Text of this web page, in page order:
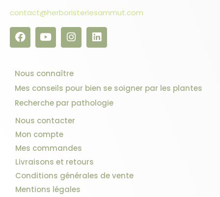
contact@herboristeriesammut.com
Nous connaître
Mes conseils pour bien se soigner par les plantes
Recherche par pathologie
Nous contacter
Mon compte
Mes commandes
Livraisons et retours
Conditions générales de vente
Mentions légales